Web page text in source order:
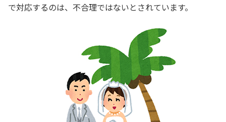
で対応するのは、不合理ではないとされています。